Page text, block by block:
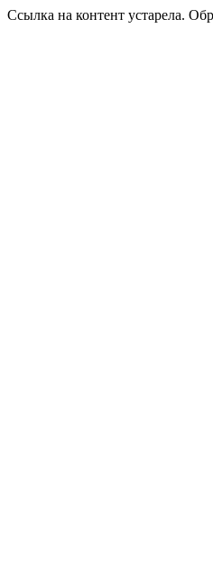
Ссылка на контент устарела.